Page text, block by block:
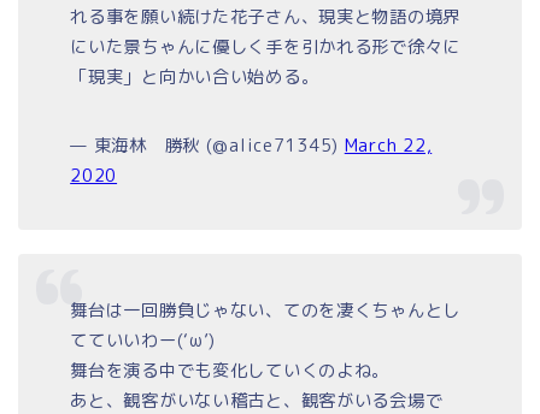
れる事を願い続けた花子さん、現実と物語の境界
にいた景ちゃんに優しく手を引かれる形で徐々に
「現実」と向かい合い始める。
— 東海林 勝秋 (@alice71345) March 22,
2020
舞台は一回勝負じゃない、てのを凄くちゃんとし
てていいわー(‘ω’)
舞台を演る中でも変化していくのよね。
あと、観客がいない稽古と、観客がいる会場で